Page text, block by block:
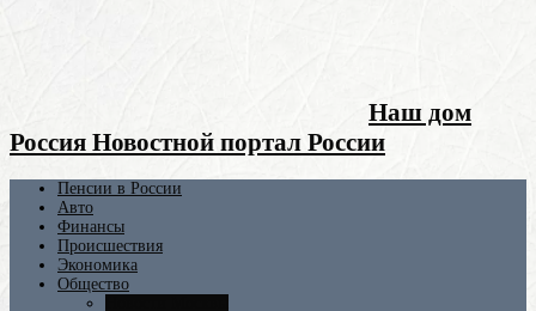
Наш дом
Россия Новостной портал России
Пенсии в России
Авто
Финансы
Происшествия
Экономика
Общество